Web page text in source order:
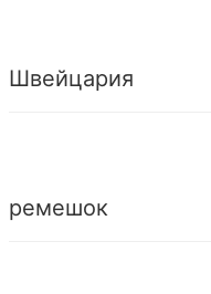
Швейцария
ремешок